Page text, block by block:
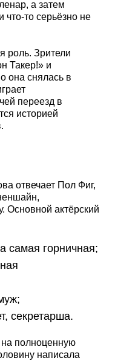
а затем
что-то серьёзно не
роль. Зрители
Такер!» и
она снялась в
переезд в
историей
отвечает Пол Фиг,
Основной актёрский
горничная;
секретарша.
полноценную
написала